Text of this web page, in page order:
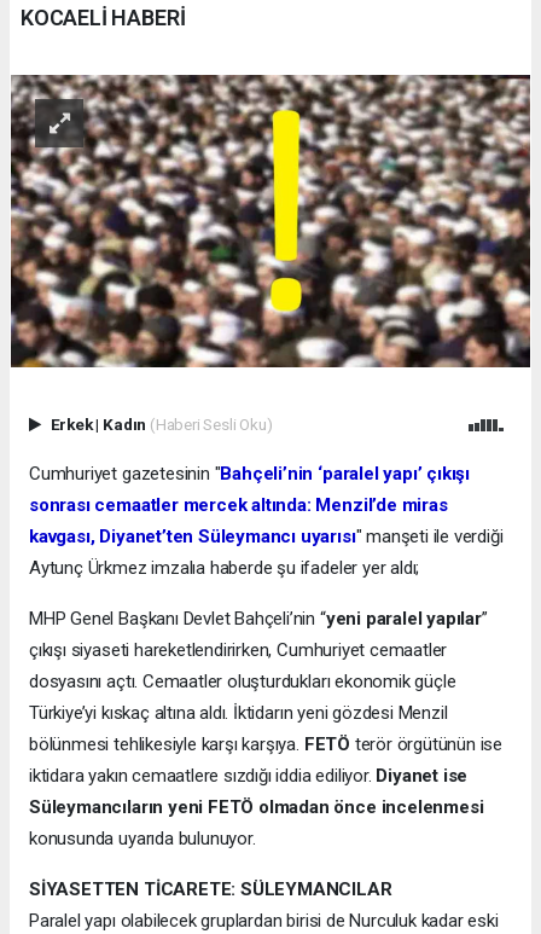
KOCAELİ HABERİ
Erkek| Kadın (Haberi Sesli Oku)
Cumhuriyet gazetesinin "Bahçeli’nin ‘paralel yapı’ çıkışı
sonrası cemaatler mercek altında: Menzil’de miras
kavgası, Diyanet’ten Süleymancı uyarısı" manşeti ile verdiği
Aytunç Ürkmez imzalıa haberde şu ifadeler yer aldı;
MHP Genel Başkanı Devlet Bahçeli’nin “yeni paralel yapılar”
çıkışı siyaseti hareketlendirirken, Cumhuriyet cemaatler
dosyasını açtı. Cemaatler oluşturdukları ekonomik güçle
Türkiye’yi kıskaç altına aldı. İktidarın yeni gözdesi Menzil
bölünmesi tehlikesiyle karşı karşıya. FETÖ terör örgütünün ise
iktidara yakın cemaatlere sızdığı iddia ediliyor. Diyanet ise
Süleymancıların yeni FETÖ olmadan önce incelenmesi
konusunda uyarıda bulunuyor.
SİYASETTEN TİCARETE: SÜLEYMANCILAR
Paralel yapı olabilecek gruplardan birisi de Nurculuk kadar eski